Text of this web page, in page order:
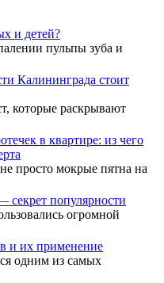
и детей?
пульпы зуба и
Калининграда стоит
которые раскрывают
в квартире: из чего
просто мокрые пятна на
секрет популярности
огромной
и их применение
одним из самых